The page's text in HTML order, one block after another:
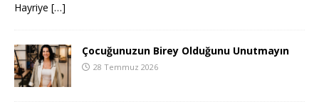
Hayriye […]
Çocuğunuzun Birey Olduğunu Unutmayın
28 Temmuz 2026